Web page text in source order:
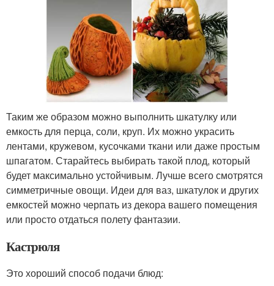
Таким же образом можно выполнить шкатулку или
емкость для перца, соли, круп. Их можно украсить
лентами, кружевом, кусочками ткани или даже простым
шпагатом. Старайтесь выбирать такой плод, который
будет максимально устойчивым. Лучше всего смотрятся
симметричные овощи. Идеи для ваз, шкатулок и других
емкостей можно черпать из декора вашего помещения
или просто отдаться полету фантазии.
Кастрюля
Это хороший способ подачи блюд: